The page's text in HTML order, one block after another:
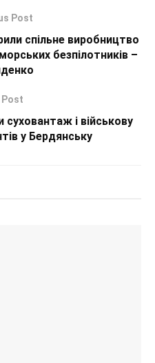
Post
спільне виробництво
безпілотників –
Post
суховантаж і військову
у Бердянську